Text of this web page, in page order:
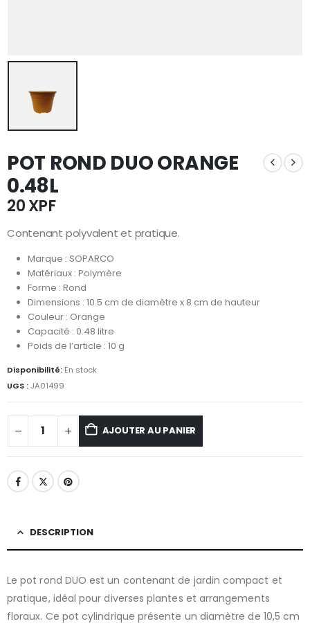
POT ROND DUO ORANGE
0.48L
20XPF
Contenant polyvalent et pratique.
Marque : SOPARCO
Matériaux : Polymère
Forme : Rond
Dimensions : 10.5 cm de diamètre x 8 cm de hauteur
Couleur : Orange
Capacité : 0.48 litre
Poids de l’article : 10 g
Disponibilité: En stock
UGS :JA01499
AJOUTER AU PANIER
DESCRIPTION
Le pot rond DUO est un contenant de jardin compact et
pratique, idéal pour diverses plantes et arrangements
floraux. Ce pot cylindrique présente un diamètre de 10,5 cm